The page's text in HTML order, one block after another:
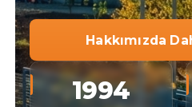
Hakkımızda
1994